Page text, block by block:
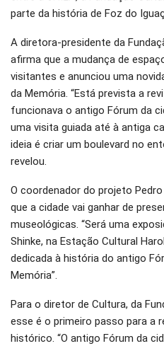
parte da história de Foz do
A diretora-presidente da
afirma que a mudança de
visitantes e anunciou uma
da Memória. “Está prevista a
funcionava o antigo Fórum da
uma visita guiada até à antiga
ideia é criar um boulevard no
revelou.
O coordenador do projeto Pedro
que a cidade vai ganhar de
museológicas. “Será uma
Shinke, na Estação Cultural
dedicada à história do antigo
Memória”.
Para o diretor de Cultura, da
esse é o primeiro passo para a
histórico. “O antigo Fórum da